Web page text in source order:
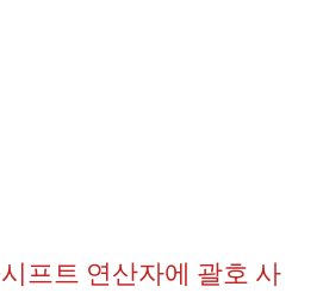
프트 연산자에 괄호 사